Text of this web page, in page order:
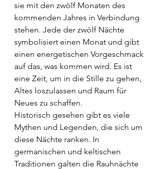
sie mit den zwölf Monaten des
kommenden Jahres in Verbindung
stehen. Jede der zwölf Nächte
symbolisiert einen Monat und gibt
einen energetischen Vorgeschmack
auf das, was kommen wird. Es ist
eine Zeit, um in die Stille zu gehen,
Altes loszulassen und Raum für
Neues zu schaffen.
Historisch gesehen gibt es viele
Mythen und Legenden, die sich um
diese Nächte ranken. In
germanischen und keltischen
Traditionen galten die Rauhnächte